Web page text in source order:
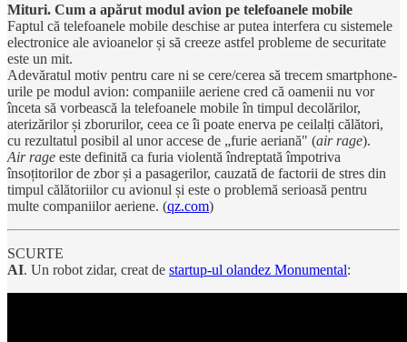
Mituri. Cum a apărut modul avion pe telefoanele mobile
Faptul că telefoanele mobile deschise ar putea interfera cu sistemele
electronice ale avioanelor și să creeze astfel probleme de securitate
este un mit.
Adevăratul motiv pentru care ni se cere/cerea să trecem smartphone-
urile pe modul avion: companiile aeriene cred că oamenii nu vor
înceta să vorbească la telefoanele mobile în timpul decolărilor,
aterizărilor și zborurilor, ceea ce îi poate enerva pe ceilalți călători,
cu rezultatul posibil al unor accese de „furie aeriană" (air rage).
Air rage este definită ca furia violentă îndreptată împotriva
însoțitorilor de zbor și a pasagerilor, cauzată de factorii de stres din
timpul călătoriilor cu avionul și este o problemă serioasă pentru
multe companiilor aeriene. (qz.com)
SCURTE
AI. Un robot zidar, creat de startup-ul olandez Monumental: